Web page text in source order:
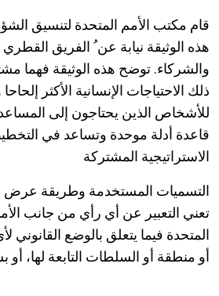
قام مكتب الأمم المتحدة لتنسيق
هذه الوثيقة نيابة عن ُ الفريق القطري
والشركاء. توضح هذه الوثيقة فهما
ذلك الاحتياجات الإنسانية الأكثر
للأشخاص الذين يحتاجون إلى
قاعدة أدلة موحدة وتساعد في
الاستراتيجية المشتركة
التسميات المستخدمة وطريقة عرض
تعني التعبير عن أي رأي من جانب
المتحدة فيما يتعلق بالوضع القانوني
أو منطقة أو السلطات التابعة لها، أو